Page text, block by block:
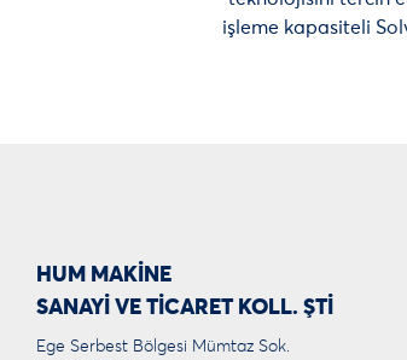
işleme kapasiteli
HUM MAKİNE
SANAYİ VE TİCARET KOLL. ŞTİ
Ege Serbest Bölgesi Mümtaz Sok.